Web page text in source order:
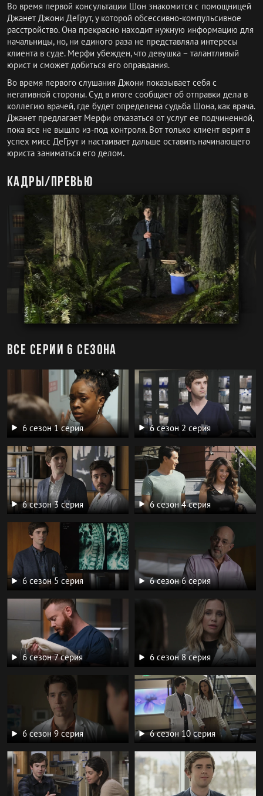
Во время первой консультации Шон знакомится с помощницей
Джанет Джони ДеГрут, у которой обсессивно-компульсивное
расстройство. Она прекрасно находит нужную информацию для
начальницы, но, ни единого раза не представляла интересы
клиента в суде. Мерфи убежден, что девушка – талантливый
юрист и сможет добиться его оправдания.
Во время первого слушания Джони показывает себя с
негативной стороны. Суд в итоге сообщает об отправки дела в
коллегию врачей, где будет определена судьба Шона, как врача.
Джанет предлагает Мерфи отказаться от услуг ее подчиненной,
пока все не вышло из-под контроля. Вот только клиент верит в
успех мисс ДеГрут и настаивает дальше оставить начинающего
юриста заниматься его делом.
Кадры/превью
Все серии 6 сезона
6 сезон 1 серия 6 сезон 2 серия
6 сезон 3 серия 6 сезон 4 серия
6 сезон 5 серия 6 сезон 6 серия
6 сезон 7 серия 6 сезон 8 серия
6 сезон 9 серия 6 сезон 10 серия